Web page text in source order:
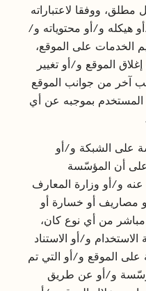
ووفقا لاعتباراته
هيكله و/أو محتوياته و/
الخدمات على الموقع،
الموقع و/أو تغيير
آخر من جوانب الموقع
بموجبه عن أي
على الشبكة و/أو
أن المؤسّسة
و/أو وزارة المعارف
مصاريف أو خسارة أو
من أي نوع كان،
و/أو الاستناد
على الموقع و/أو التي تم
و/أو عن طريق